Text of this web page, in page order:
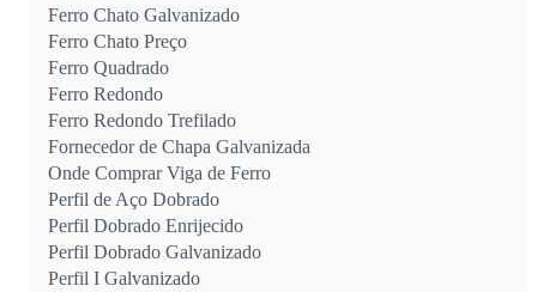
Ferro Chato Galvanizado
Ferro Chato Preço
Ferro Quadrado
Ferro Redondo
Ferro Redondo Trefilado
Fornecedor de Chapa Galvanizada
Onde Comprar Viga de Ferro
Perfil de Aço Dobrado
Perfil Dobrado Enrijecido
Perfil Dobrado Galvanizado
Perfil I Galvanizado